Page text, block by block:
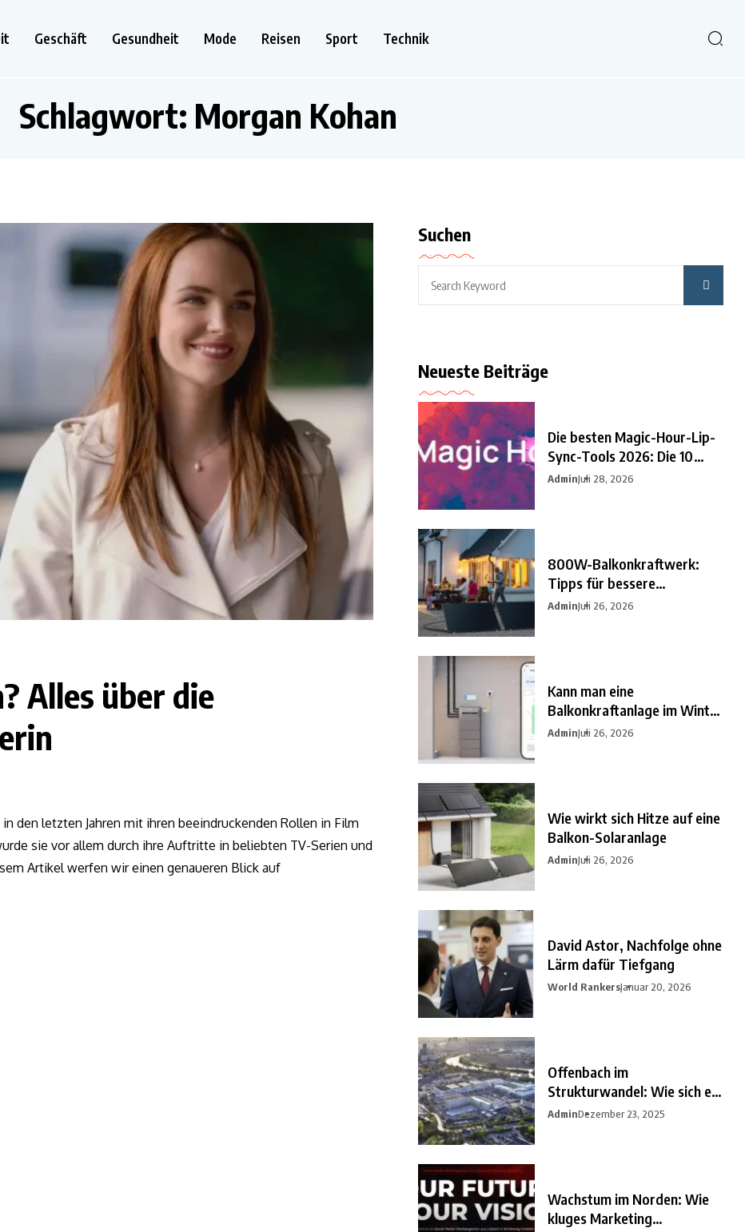
Geschäft Gesundheit Mode Reisen Sport Technik
Schlagwort: Morgan Kohan
Alles über die
den letzten Jahren mit ihren beeindruckenden Rollen in Film
sie vor allem durch ihre Auftritte in beliebten TV-Serien und
Artikel werfen wir einen genaueren Blick auf
Suchen
Neueste Beiträge
Die besten Magic-Hour-Lip-
Sync-Tools 2026: Die 10
besten
AdminJuli 28, 2026
800W-Balkonkraftwerk:
Tipps für bessere
Einsparungen
AdminJuli 26, 2026
Kann man eine
Balkonkraftanlage im Winter
nutzen?
AdminJuli 26, 2026
Wie wirkt sich Hitze auf eine
Balkon-Solaranlage
AdminJuli 26, 2026
David Astor, Nachfolge ohne
Lärm dafür Tiefgang
World RankersJanuar 20, 2026
Offenbach im
Strukturwandel: Wie sich ein
unterschätzter
AdminDezember 23, 2025
Wachstum im Norden: Wie
kluges Marketing